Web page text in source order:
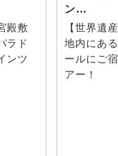
ラ・カルサダ
殿敷
ラド
ンツ
ン…
【世界遺
地内にあ
ールにご
アー！